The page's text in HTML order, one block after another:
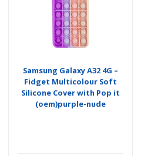
Samsung Galaxy A32 4G –
Fidget Multicolour Soft
Silicone Cover with Pop it
(oem)purple-nude